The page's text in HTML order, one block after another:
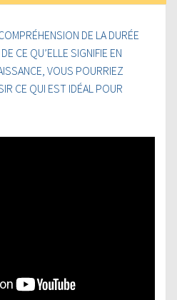
DE LA DURÉE
CE QU’ELLE SIGNIFIE EN
VOUS POURRIEZ
CE QUI EST IDÉAL POUR